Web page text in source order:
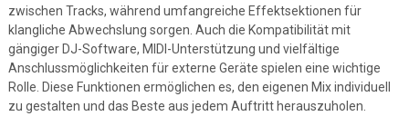
zwischen Tracks, während umfangreiche Effektsektionen für
klangliche Abwechslung sorgen. Auch die Kompatibilität mit
gängiger DJ-Software, MIDI-Unterstützung und vielfältige
Anschlussmöglichkeiten für externe Geräte spielen eine wichtige
Rolle. Diese Funktionen ermöglichen es, den eigenen Mix individuell
zu gestalten und das Beste aus jedem Auftritt herauszuholen.